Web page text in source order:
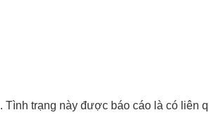
trạng này được báo cáo là có liên